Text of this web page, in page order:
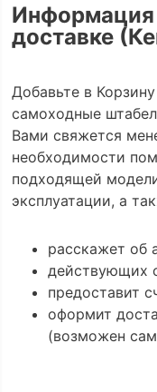
Информация
доставке
Добавьте в
самоходные
Вами свяжется
необходимости
подходящей
эксплуатации, а
расскажет об
действующих
предоставит
оформит
(возможен